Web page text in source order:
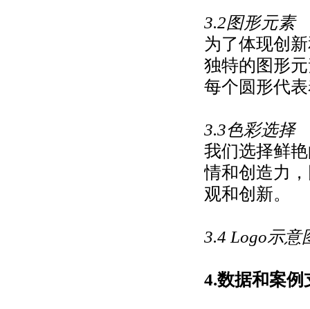
3.2图形元素
为了体现创
独特的图形
每个圆形代
3.3色彩选择
我们选择鲜
情和创造力
观和创新。
3.4 Logo示意
4.数据和案例